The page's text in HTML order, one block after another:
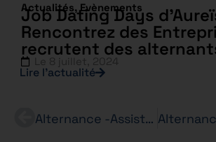
Actualités,Evènements
Job Dating Days
Rencontrez des
recrutent des
Lire l’actualité
Alternance -Assistant(e) RH (F/H) – Bachelor RH